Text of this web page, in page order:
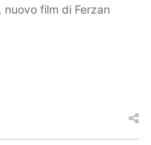
nuovo film di Ferzan